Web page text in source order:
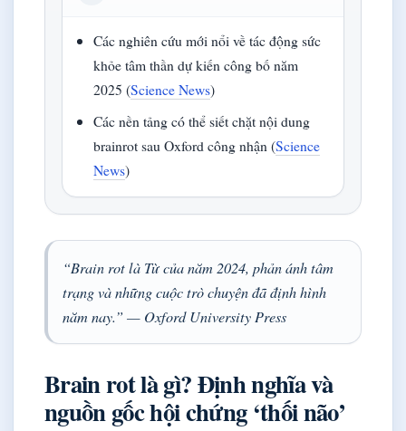
Các nghiên cứu mới nổi về tác động sức
khỏe tâm thần dự kiến công bố năm
2025 (Science News)
Các nền tảng có thể siết chặt nội dung
brainrot sau Oxford công nhận (Science
News)
“Brain rot là Từ của năm 2024, phản ánh tâm
trạng và những cuộc trò chuyện đã định hình
năm nay.” — Oxford University Press
Brain rot là gì? Định nghĩa và
nguồn gốc hội chứng ‘thối não’